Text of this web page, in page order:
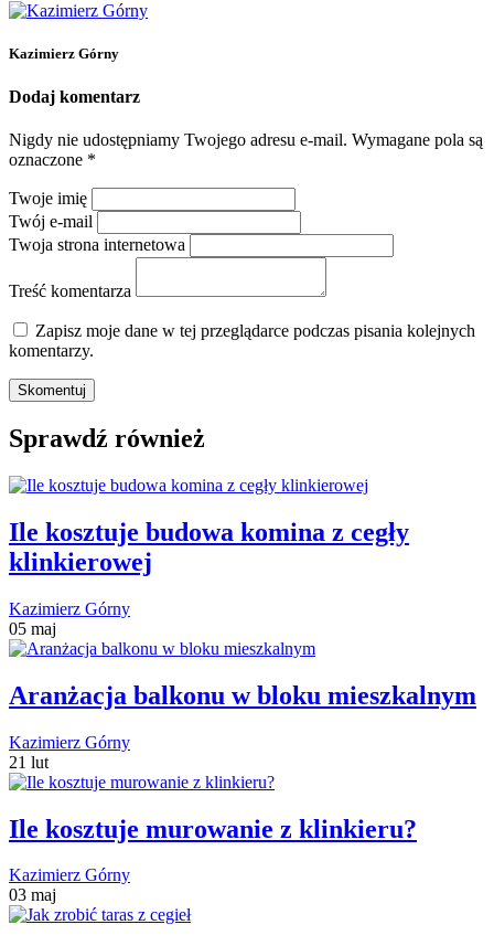
Kazimierz Górny
Dodaj komentarz
Nigdy nie udostępniamy Twojego adresu e-mail. Wymagane pola są
oznaczone *
Twoje imię
Twój e-mail
Twoja strona internetowa
Treść komentarza
Zapisz moje dane w tej przeglądarce podczas pisania kolejnych
komentarzy.
Sprawdź również
Ile kosztuje budowa komina z cegły
klinkierowej
Kazimierz Górny
05 maj
Aranżacja balkonu w bloku mieszkalnym
Kazimierz Górny
21 lut
Ile kosztuje murowanie z klinkieru?
Kazimierz Górny
03 maj